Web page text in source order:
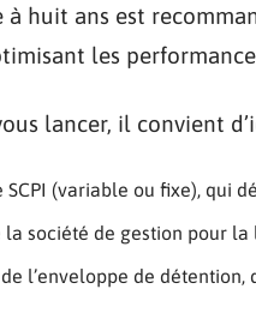
à huit ans est
les
lancer, il convient
SCPI (variable ou fixe), qui
la société de gestion pour
l’enveloppe de détention,